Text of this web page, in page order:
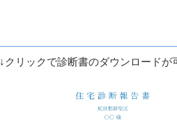
↓クリックで診断書のダウンロードが